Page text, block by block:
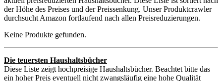
der Höhe des Preises und der Preissenkung. Unser Produktcrawler
durchsucht Amazon fortlaufend nach allen Preisreduzierungen.
Keine Produkte gefunden.
Die teuersten Haushaltsbücher
Diese Liste zeigt hochpreisige Haushaltsbücher. Beachtet bitte das
ein hoher Preis eventuell nicht zwangsläufig eine hohe Qualität